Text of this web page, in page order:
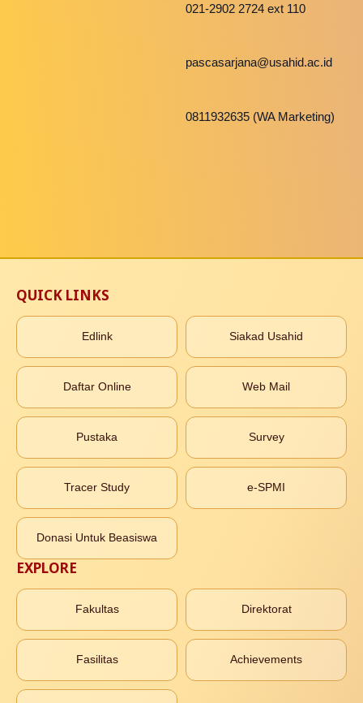
021-2902 2724 ext 110
pascasarjana@usahid.ac.id
0811932635 (WA Marketing)
QUICK LINKS
Edlink Siakad Usahid
Daftar Online Web Mail
Pustaka Survey
Tracer Study e-SPMI
Donasi Untuk Beasiswa
EXPLORE
Fakultas Direktorat
Fasilitas Achievements